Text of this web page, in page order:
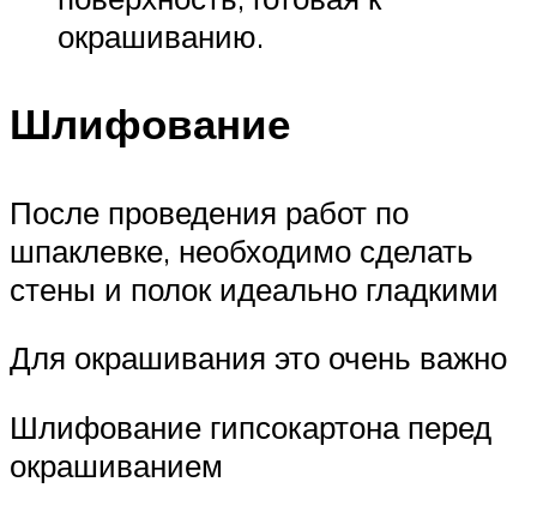
окрашиванию.
Шлифование
После проведения работ по
шпаклевке, необходимо сделать
стены и полок идеально гладкими
Для окрашивания это очень важно
Шлифование гипсокартона перед
окрашиванием